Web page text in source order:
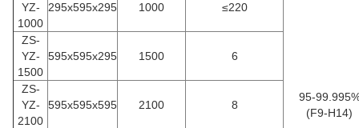
YZ-
1000
295x595x295 1000 ≤220
95-
(F9-H14)
ZS-
YZ-
1500
595x595x295 1500 6
ZS-
YZ-
2100
595x595x595 2100 8